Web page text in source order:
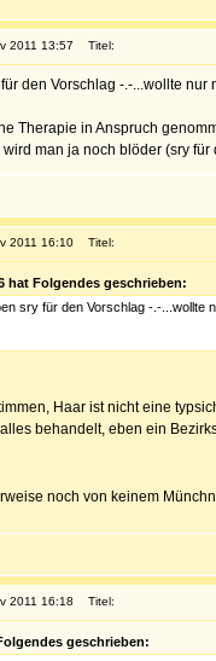
2011 13:57 Titel:
den Vorschlag -.-...wollte
Therapie in Anspruch
man ja noch blöder (sry
2011 16:10 Titel:
hat Folgendes geschrieben:
sry für den Vorschlag -.-...wollte
Haar ist nicht eine
behandelt, eben ein
noch von keinem
2011 16:18 Titel:
geschrieben: